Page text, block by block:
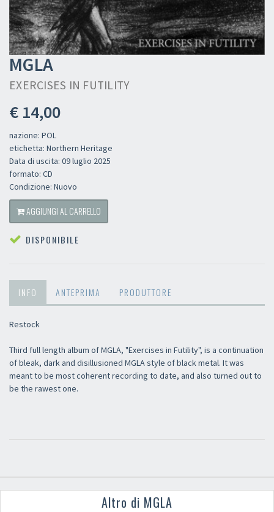
MGLA
EXERCISES IN FUTILITY
€ 14,00
nazione: POL
etichetta: Northern Heritage
Data di uscita: 09 luglio 2025
formato: CD
Condizione: Nuovo
AGGIUNGI AL CARRELLO
DISPONIBILE
INFO ANTEPRIMA PRODUTTORE
Restock
Third full length album of MGLA, "Exercises in Futility", is a continuation
of bleak, dark and disillusioned MGLA style of black metal. It was
meant to be most coherent recording to date, and also turned out to
be the rawest one.
Altro di MGLA